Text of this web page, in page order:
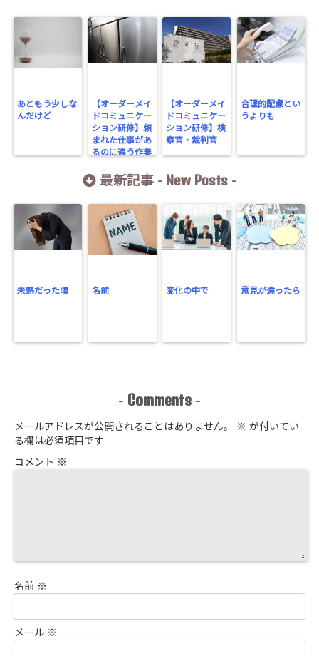
あともう少しな
んだけど
【オーダーメイ
ドコミュニケー
ション研修】頼
まれた仕事があ
るのに違う作業
には
【オーダーメイ
ドコミュニケー
ション研修】検
察官・裁判官
合理的配慮とい
うよりも
最新記事 - New Posts -
未熟だった頃 名前 変化の中で 意見が違ったら
- Comments -
メールアドレスが公開されることはありません。 ※ が付いてい
る欄は必須項目です
コメント ※
名前 ※
メール ※